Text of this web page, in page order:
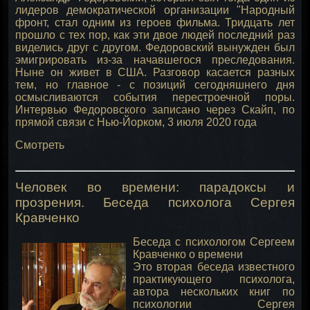
лидеров демократической организации "Народный
фронт, стал одним из героев фильма. Тридцать лет
прошло с тех пор, как эти двое людей последний раз
виделись друг с другом. Федоровский вынужден был
эмигрировать из-за начавшегося преследования.
Ныне он живет в США. Разговор касается разных
тем, но главное - с позиций сегодняшнего дня
осмысливаются события перестроечной поры.
Интервью Федоровского записано через Скайп, по
прямой связи с Нью-Йорком, 3 июля 2020 года
Смотреть
Человек во времени: парадоксы и
прозрения. Беседа психолога Сергея
Кравченко
Беседа с психологом Сергеем
Кравченко о времени
Это вторая беседа известного
практикующего психолога,
автора нескольких книг по
психологии Сергея